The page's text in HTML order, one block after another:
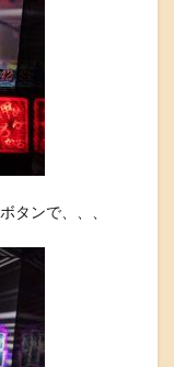
タンで、、、